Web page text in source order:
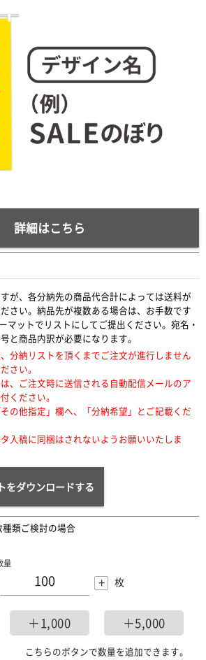
詳細はこちら
が、各分納先の商品代合計によっては送料が
さい。納品先が複数ある場合は、お手数です
マットでリストにしてご提出ください。宛名・
と商品内訳が必要になります。
分納リストを頂くまでご注文が進行しません
さい。
、ご注文時に送信される自動配信メールのア
ください。
の他指定」欄へ、「分納希望」とご記載くだ
入稿に同梱はされないようお願いいたしま
をダウンロードする
類ご検討の場合
量
+ 枚
＋1,000 ＋5,000
こちらのボタンで数量を追加できます。